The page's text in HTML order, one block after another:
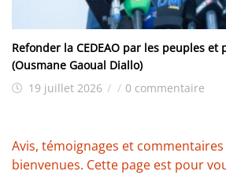
Refonder la CEDEAO par les peuples et
(Ousmane Gaoual Diallo)
19 juillet 2026 / / 0 commentaire
Avis, témoignages et
bienvenues. Cette page est pour